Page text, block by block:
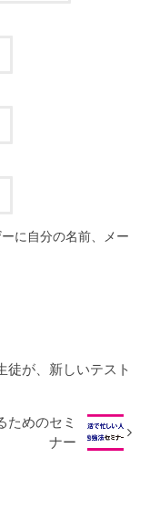
に自分の名前、メー
徒が、新しいテスト
ためのセミ
ナー